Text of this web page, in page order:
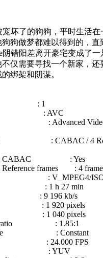
坏了的狗狗，平时生活在
狗做梦都难以得到的，直
阴错阳差离开豪宅变成了一
仅需要寻找一个新家，还
绑架和阴谋。
1
: AVC
: Advanced
: CABAC / 4
CABAC : Yes
Reference frames : 4
: V_MPEG4/ISO/
: 1 h 27 min
9 196 kb/s
920 pixels
1 040 pixels
ratio : 1.85:1
mode : Constant
: 24.000 FPS
: YUV